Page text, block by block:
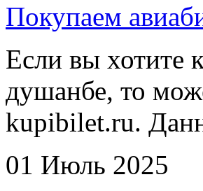
Покупаем
Если вы хотите
душанбе, то
kupibilet.ru.
01 Июль 2025